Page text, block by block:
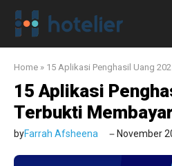
Langsung
Home » 15 Aplikasi Penghasil Uang
15 Aplikasi
Terbukti
byFarrah Afsheena November